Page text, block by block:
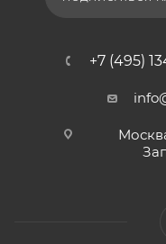
+7 (495)